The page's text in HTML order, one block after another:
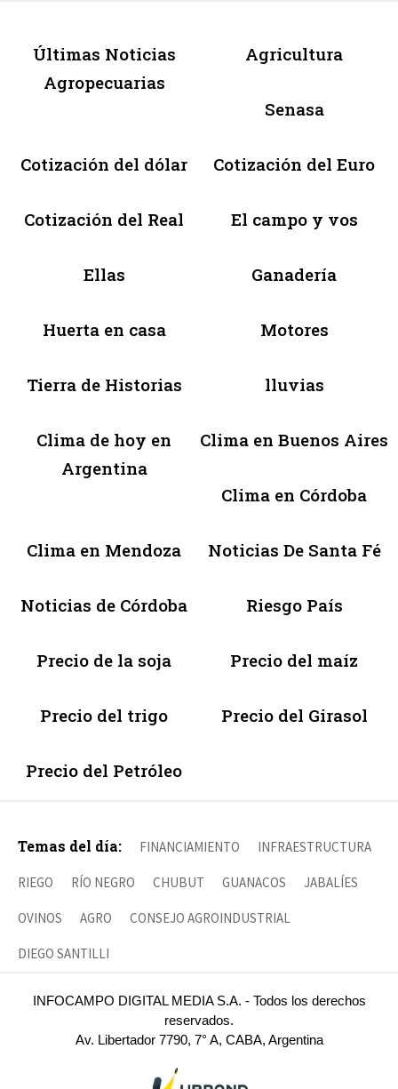
Últimas Noticias
Agropecuarias
Agricultura
Senasa
Cotización del dólar Cotización del Euro
Cotización del Real El campo y vos
Ellas Ganadería
Huerta en casa Motores
Tierra de Historias lluvias
Clima de hoy en
Argentina
Clima en Buenos Aires
Clima en Córdoba
Clima en Mendoza Noticias De Santa Fé
Noticias de Córdoba Riesgo País
Precio de la soja Precio del maíz
Precio del trigo Precio del Girasol
Precio del Petróleo
Temas del día: FINANCIAMIENTO INFRAESTRUCTURA
RIEGO RÍO NEGRO CHUBUT GUANACOS JABALÍES
OVINOS AGRO CONSEJO AGROINDUSTRIAL
DIEGO SANTILLI
INFOCAMPO DIGITAL MEDIA S.A. - Todos los derechos
reservados.
Av. Libertador 7790, 7° A, CABA, Argentina